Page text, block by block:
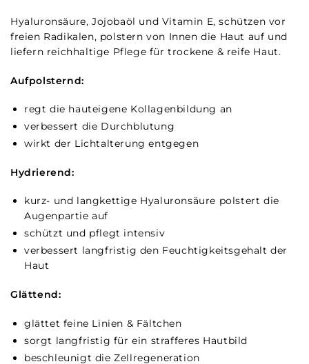
Hyaluronsäure, Jojobaöl und Vitamin E, schützen vor
freien Radikalen, polstern von Innen die Haut auf und
liefern reichhaltige Pflege für trockene & reife Haut.
Aufpolsternd:
regt die hauteigene Kollagenbildung an
verbessert die Durchblutung
wirkt der Lichtalterung entgegen
Hydrierend:
kurz- und langkettige Hyaluronsäure polstert die
Augenpartie auf
schützt und pflegt intensiv
verbessert langfristig den Feuchtigkeitsgehalt der
Haut
Glättend:
glättet feine Linien & Fältchen
sorgt langfristig für ein strafferes Hautbild
beschleunigt die Zellregeneration